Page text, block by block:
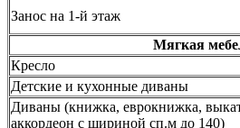
Занос на 1-й этаж
Мягкая
Кресло
Детские и кухонные диваны
Диваны (книжка, еврокнижка,
аккордеон с шириной сп.м до 140)